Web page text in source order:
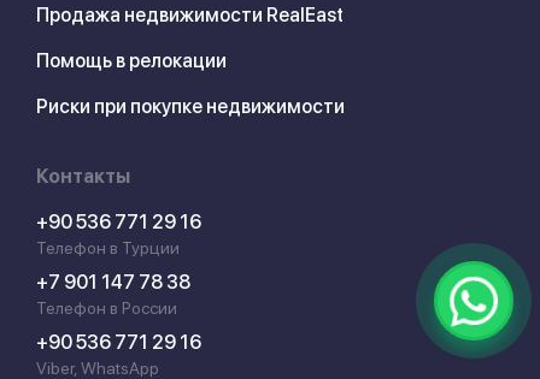
Продажа недвижимости RealEast
Помощь в релокации
Риски при покупке недвижимости
Контакты
+90 536 771 29 16
Телефон в Турции
+7 901 147 78 38
Телефон в России
+90 536 771 29 16
Viber, WhatsApp